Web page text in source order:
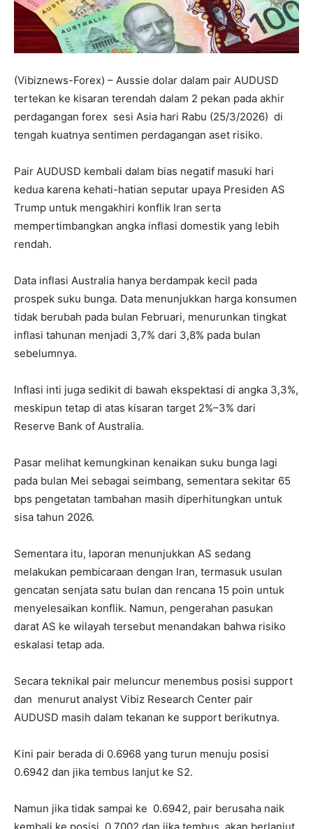
(Vibiznews-Forex) – Aussie dolar dalam pair AUDUSD
tertekan ke kisaran terendah dalam 2 pekan pada akhir
perdagangan forex sesi Asia hari Rabu (25/3/2026) di
tengah kuatnya sentimen perdagangan aset risiko.
Pair AUDUSD kembali dalam bias negatif masuki hari
kedua karena kehati-hatian seputar upaya Presiden AS
Trump untuk mengakhiri konflik Iran serta
mempertimbangkan angka inflasi domestik yang lebih
rendah.
Data inflasi Australia hanya berdampak kecil pada
prospek suku bunga. Data menunjukkan harga konsumen
tidak berubah pada bulan Februari, menurunkan tingkat
inflasi tahunan menjadi 3,7% dari 3,8% pada bulan
sebelumnya.
Inflasi inti juga sedikit di bawah ekspektasi di angka 3,3%,
meskipun tetap di atas kisaran target 2%–3% dari
Reserve Bank of Australia.
Pasar melihat kemungkinan kenaikan suku bunga lagi
pada bulan Mei sebagai seimbang, sementara sekitar 65
bps pengetatan tambahan masih diperhitungkan untuk
sisa tahun 2026.
Sementara itu, laporan menunjukkan AS sedang
melakukan pembicaraan dengan Iran, termasuk usulan
gencatan senjata satu bulan dan rencana 15 poin untuk
menyelesaikan konflik. Namun, pengerahan pasukan
darat AS ke wilayah tersebut menandakan bahwa risiko
eskalasi tetap ada.
Secara teknikal pair meluncur menembus posisi support
dan menurut analyst Vibiz Research Center pair
AUDUSD masih dalam tekanan ke support berikutnya.
Kini pair berada di 0.6968 yang turun menuju posisi
0.6942 dan jika tembus lanjut ke S2.
Namun jika tidak sampai ke 0.6942, pair berusaha naik